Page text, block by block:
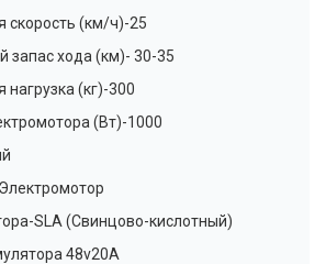
скорость (км/ч)-25
запас хода (км)- 30-35
(кг)-300
(Вт)-1000
SLA (Свинцово-кислотный)
48v20A